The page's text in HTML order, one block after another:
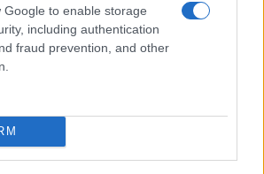
Google to enable storage
including authentication
fraud prevention, and other
Nyugati GSM